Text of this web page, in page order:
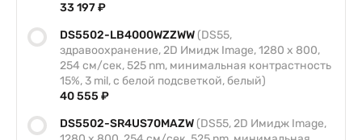
33 197 ₽
DS5502-LB4000WZZWW (DS55,
здравоохранение, 2D Имидж Image, 1280 x 800,
254 см/сек, 525 nm, минимальная контрастность
15%, 3 mil, с белой подсветкой, белый)
40 555 ₽
DS5502-SR4US70MAZW (DS55, 2D Имидж Image,